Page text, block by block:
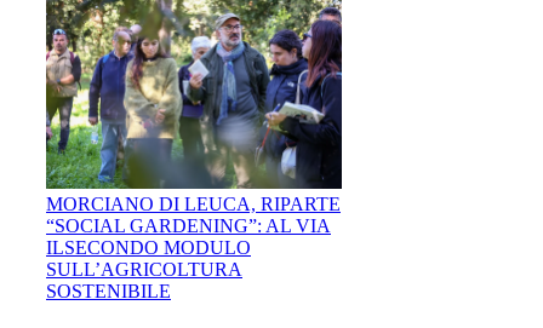
MORCIANO DI LEUCA, RIPARTE
“SOCIAL GARDENING”: AL VIA
ILSECONDO MODULO
SULL’AGRICOLTURA
SOSTENIBILE